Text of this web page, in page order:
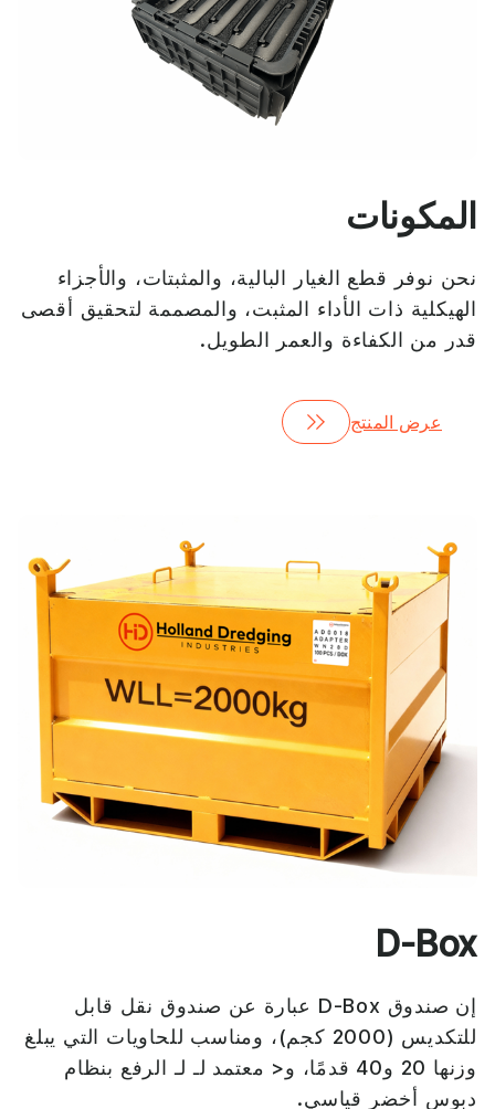
المكونات
نحن نوفر قطع الغيار البالية، والمثبتات، والأجزاء
الهيكلية ذات الأداء المثبت، والمصممة لتحقيق أقصى
قدر من الكفاءة والعمر الطويل.
عرض المنتج
D-Box
إن صندوق D-Box عبارة عن صندوق نقل قابل
للتكديس (2000 كجم)، ومناسب للحاويات التي يبلغ
وزنها 20 و40 قدمًا، و< معتمد لـ لـ الرفع بنظام
دبوس أخضر قياسي.